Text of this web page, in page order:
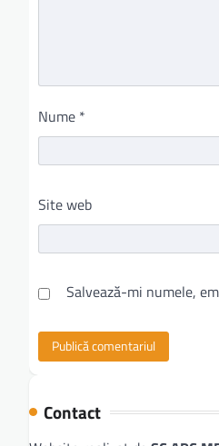
Nume *
Site web
Salvează-mi numele,
Contact